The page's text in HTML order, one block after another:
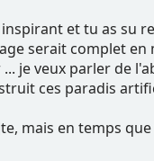
et tu as su
serait complet
je veux parler de
ces paradis
mais en temps